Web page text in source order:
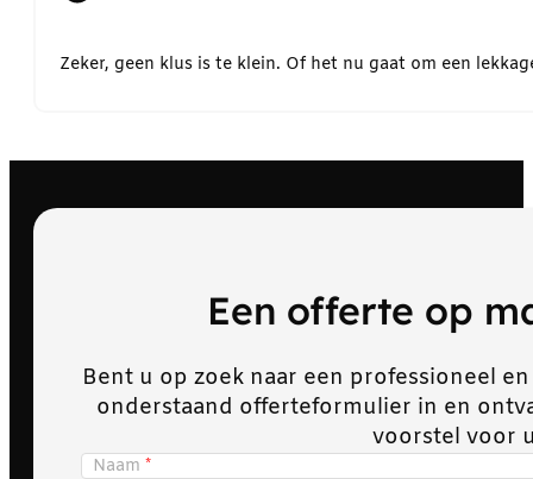
Zeker, geen klus is te klein. Of het nu gaat om een
Een offerte op
Bent u op zoek naar een professioneel
onderstaand offerteformulier in en
voorstel voor
Naam